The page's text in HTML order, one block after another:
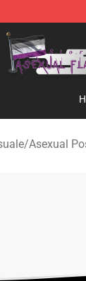
Store of
/Asexual